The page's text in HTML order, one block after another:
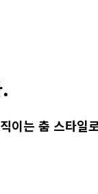
이는 춤 스타일